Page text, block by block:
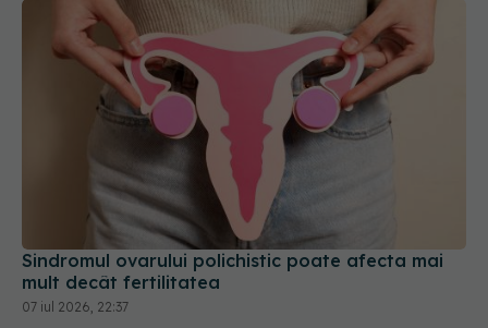
Sindromul ovarului polichistic poate afecta mai
mult decât fertilitatea
07 iul 2026, 22:37